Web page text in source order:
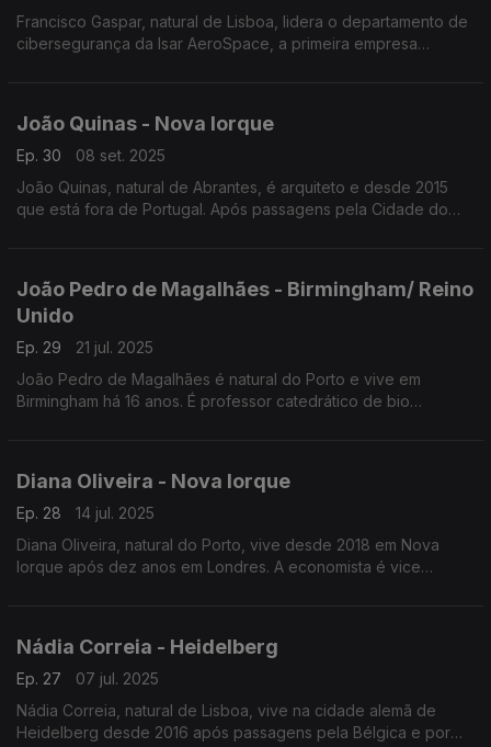
Francisco Gaspar, natural de Lisboa, lidera o departamento de
cibersegurança da Isar AeroSpace, a primeira empresa
João Quinas - Nova Iorque
Ep. 30
08 set. 2025
João Quinas, natural de Abrantes, é arquiteto e desde 2015
que está fora de Portugal. Após passagens pela Cidade do
João Pedro de Magalhães - Birmingham/ Reino
Unido
Ep. 29
21 jul. 2025
João Pedro de Magalhães é natural do Porto e vive em
Birmingham há 16 anos. É professor catedrático de bio
Diana Oliveira - Nova Iorque
Ep. 28
14 jul. 2025
Diana Oliveira, natural do Porto, vive desde 2018 em Nova
Iorque após dez anos em Londres. A economista é vice
Nádia Correia - Heidelberg
Ep. 27
07 jul. 2025
Nádia Correia, natural de Lisboa, vive na cidade alemã de
Heidelberg desde 2016 após passagens pela Bélgica e por